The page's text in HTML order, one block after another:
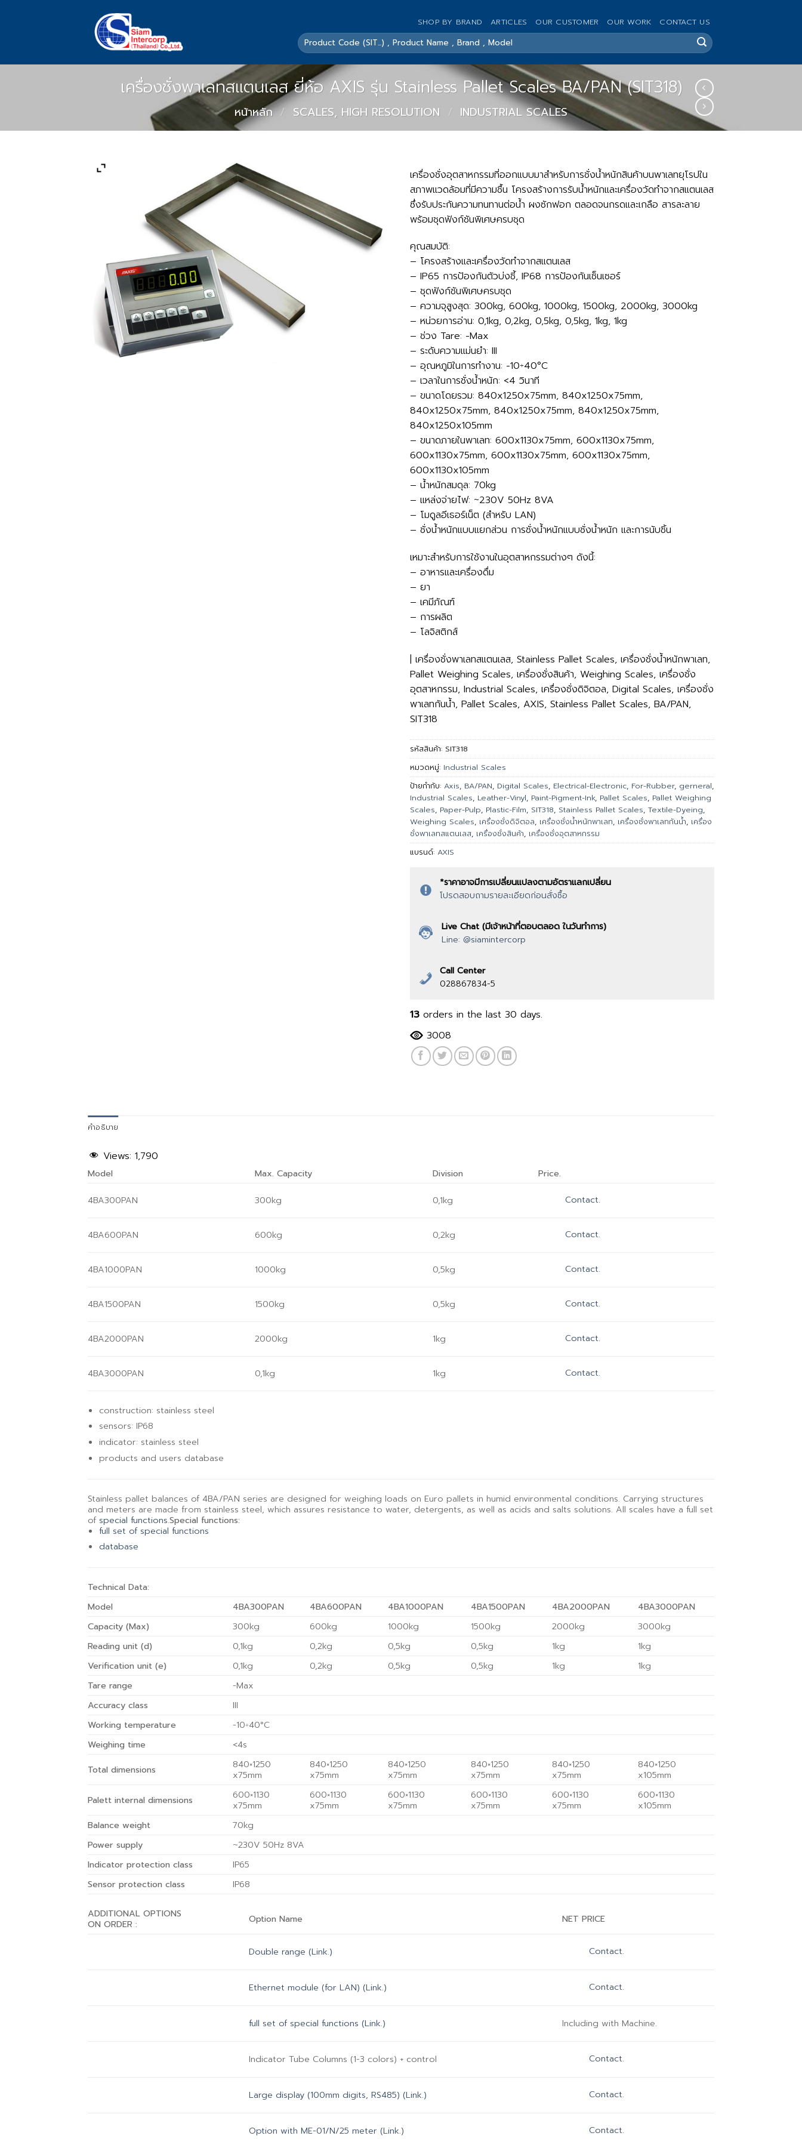
SHOP BY BRAND ARTICLES OUR CUSTOMER OUR WORK CONTACT US
ค้นหา:
เครื่องชั่งพาเลทสแตนเลส ยี่ห้อ AXIS รุ่น Stainless Pallet Scales BA/PAN (SIT318)
หน้าหลัก / SCALES, HIGH RESOLUTION / INDUSTRIAL SCALES
เครื่องชั่งอุตสาหกรรมที่ออกแบบมาสำหรับการชั่งน้ำหนักสินค้าบนพาเลทยุโรปใน
สภาพแวดล้อมที่มีความชื้น โครงสร้างการรับน้ำหนักและเครื่องวัดทำจากสแตนเลส
ซึ่งรับประกันความทนทานต่อน้ำ ผงซักฟอก ตลอดจนกรดและเกลือ สารละลาย
พร้อมชุดฟังก์ชันพิเศษครบชุด
คุณสมบัติ:
– โครงสร้างและเครื่องวัดทำจากสแตนเลส
– IP65 การป้องกันตัวบ่งชี้, IP68 การป้องกันเซ็นเซอร์
– ชุดฟังก์ชันพิเศษครบชุด
– ความจุสูงสุด: 300kg, 600kg, 1000kg, 1500kg, 2000kg, 3000kg
– หน่วยการอ่าน: 0,1kg, 0,2kg, 0,5kg, 0,5kg, 1kg, 1kg
– ช่วง Tare: -Max
– ระดับความแม่นยำ: III
– อุณหภูมิในการทำงาน: -10÷40°C
– เวลาในการชั่งน้ำหนัก: <4 วินาที
– ขนาดโดยรวม: 840x1250x75mm, 840x1250x75mm,
840x1250x75mm, 840x1250x75mm, 840x1250x75mm,
840x1250x105mm
– ขนาดภายในพาเลท: 600x1130x75mm, 600x1130x75mm,
600x1130x75mm, 600x1130x75mm, 600x1130x75mm,
600x1130x105mm
– น้ำหนักสมดุล: 70kg
– แหล่งจ่ายไฟ: ~230V 50Hz 8VA
– โมดูลอีเธอร์เน็ต (สำหรับ LAN)
– ชั่งน้ำหนักแบบแยกส่วน การชั่งน้ำหนักแบบชั่งน้ำหนัก และการนับชิ้น
เหมาะสำหรับการใช้งานในอุตสาหกรรมต่างๆ ดังนี้:
– อาหารและเครื่องดื่ม
– ยา
– เคมีภัณฑ์
– การผลิต
– โลจิสติกส์
| เครื่องชั่งพาเลทสแตนเลส, Stainless Pallet Scales, เครื่องชั่งน้ำหนักพาเลท,
Pallet Weighing Scales, เครื่องชั่งสินค้า, Weighing Scales, เครื่องชั่ง
อุตสาหกรรม, Industrial Scales, เครื่องชั่งดิจิตอล, Digital Scales, เครื่องชั่ง
พาเลทกันน้ำ, Pallet Scales, AXIS, Stainless Pallet Scales, BA/PAN,
SIT318
รหัสสินค้า: SIT318
หมวดหมู่: Industrial Scales
ป้ายกำกับ: Axis, BA/PAN, Digital Scales, Electrical-Electronic, For-Rubber, gerneral,
Industrial Scales, Leather-Vinyl, Paint-Pigment-Ink, Pallet Scales, Pallet Weighing
Scales, Paper-Pulp, Plastic-Film, SIT318, Stainless Pallet Scales, Textile-Dyeing,
Weighing Scales, เครื่องชั่งดิจิตอล, เครื่องชั่งน้ำหนักพาเลท, เครื่องชั่งพาเลทกันน้ำ, เครื่อง
ชั่งพาเลทสแตนเลส, เครื่องชั่งสินค้า, เครื่องชั่งอุตสาหกรรม
แบรนด์: AXIS
*ราคาอาจมีการเปลี่ยนแปลงตามอัตราแลกเปลี่ยน
โปรดสอบถามรายละเอียดก่อนสั่งซื้อ
Live Chat (มีเจ้าหน้าที่ตอบตลอด ในวันทำการ)
Line: @siamintercorp
Call Center
028867834-5
13 orders in the last 30 days.
3008
คำอธิบาย
Views: 1,790
Model Max. Capacity Division Price.
4BA300PAN 300kg 0,1kg Contact.
4BA600PAN 600kg 0,2kg Contact.
4BA1000PAN 1000kg 0,5kg Contact.
4BA1500PAN 1500kg 0,5kg Contact.
4BA2000PAN 2000kg 1kg Contact.
4BA3000PAN 0,1kg 1kg Contact.
construction: stainless steel
sensors: IP68
indicator: stainless steel
products and users database
Stainless pallet balances of 4BA/PAN series are designed for weighing loads on Euro pallets in humid environmental conditions. Carrying structures
and meters are made from stainless steel, which assures resistance to water, detergents, as well as acids and salts solutions. All scales have a full set
of special functions.Special functions:
full set of special functions
database
Technical Data:
Model
4BA300PAN 4BA600PAN 4BA1000PAN 4BA1500PAN 4BA2000PAN
4BA3000PAN
Capacity (Max)
300kg 600kg 1000kg 1500kg 2000kg
3000kg
Reading unit (d)
0,1kg 0,2kg 0,5kg 0,5kg 1kg
1kg
Verification unit (e)
0,1kg 0,2kg 0,5kg 0,5kg 1kg
1kg
Tare range
-Max
Accuracy class
III
Working temperature
-10÷40°C
Weighing time
<4s
Total dimensions
840×1250
x75mm
840×1250
x75mm
840×1250
x75mm
840×1250
x75mm
840×1250
x75mm
840×1250
x105mm
Palett internal dimensions
600×1130
x75mm
600×1130
x75mm
600×1130
x75mm
600×1130
x75mm
600×1130
x75mm
600×1130
x105mm
Balance weight
70kg
Power supply
~230V 50Hz 8VA
Indicator protection class
IP65
Sensor protection class
IP68
ADDITIONAL OPTIONS
ON ORDER :
Option Name NET PRICE
Double range (Link.) Contact.
Ethernet module (for LAN) (Link.) Contact.
full set of special functions (Link.) Including with Machine.
Indicator Tube Columns (1-3 colors) + control Contact.
Large display (100mm digits, RS485) (Link.) Contact.
Option with ME-01/N/25 meter (Link.) Contact.